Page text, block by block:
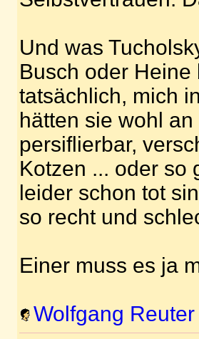
Und was
Busch oder
tatsächlich, mich
hätten sie wohl
persiflierbar,
Kotzen ... oder so
leider schon tot
so recht und
Einer muss es ja
Wolfgang Reuter